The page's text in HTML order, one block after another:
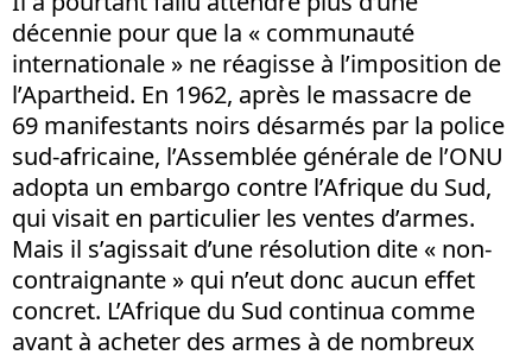
décennie pour que la « communauté
internationale » ne réagisse à l’imposition de
l’Apartheid. En 1962, après le massacre de
69 manifestants noirs désarmés par la police
sud-africaine, l’Assemblée générale de l’ONU
adopta un embargo contre l’Afrique du Sud,
qui visait en particulier les ventes d’armes.
Mais il s’agissait d’une résolution dite « non-
contraignante » qui n’eut donc aucun effet
concret. L’Afrique du Sud continua comme
avant à acheter des armes à de nombreux